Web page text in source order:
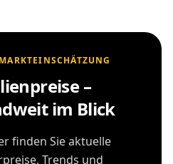
–
im Blick
finden Sie aktuelle
Trends und